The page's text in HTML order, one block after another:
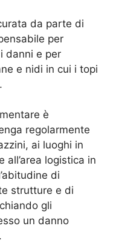
da parte di
per
danni e per
e nidi in cui i topi
è
regolarmente
ai luoghi in
all’area logistica in
di
strutture e di
gli
un danno